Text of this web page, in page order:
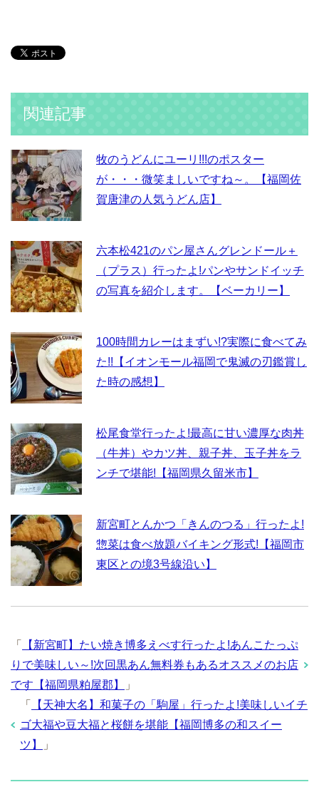
関連記事
牧のうどんにユーリ!!!のポスター
が・・・微笑ましいですね～。【福岡佐
賀唐津の人気うどん店】
六本松421のパン屋さんグレンドール＋
（プラス）行ったよ!パンやサンドイッチ
の写真を紹介します。【ベーカリー】
100時間カレーはまずい!?実際に食べてみ
た!!【イオンモール福岡で鬼滅の刃鑑賞し
た時の感想】
松尾食堂行ったよ!最高に甘い濃厚な肉丼
（牛丼）やカツ丼、親子丼、玉子丼をラ
ンチで堪能!【福岡県久留米市】
新宮町とんかつ「きんのつる」行ったよ!
惣菜は食べ放題バイキング形式!【福岡市
東区との境3号線沿い】
「
【新宮町】たい焼き博多えべす行ったよ!あんこたっぷ
りで美味しい～!次回黒あん無料券もあるオススメのお店
です【福岡県粕屋郡】
」
「
【天神大名】和菓子の「駒屋」行ったよ!美味しいイチ
ゴ大福や豆大福と桜餅を堪能【福岡博多の和スイー
ツ】
」